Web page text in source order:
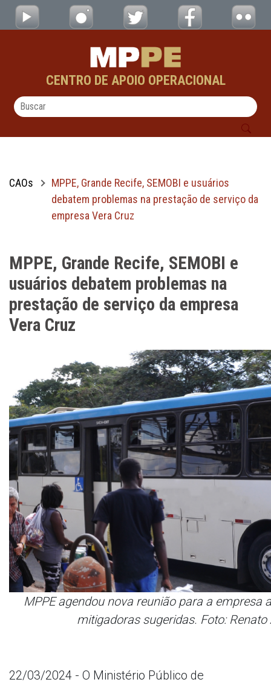
Pular para o Conteúdo principal
MPPE, Grande Recife, SEMOBI e usuários
CENTRO DE APOIO OPERACIONAL
CAOs
MPPE, Grande Recife, SEMOBI e usuários
debatem problemas na prestação de serviço da
empresa Vera Cruz
MPPE, Grande Recife, SEMOBI e
usuários debatem problemas na
prestação de serviço da empresa
Vera Cruz
MPPE agendou nova reunião para a empresa
mitigadoras sugeridas. Foto:
22/03/2024 - O Ministério Público de